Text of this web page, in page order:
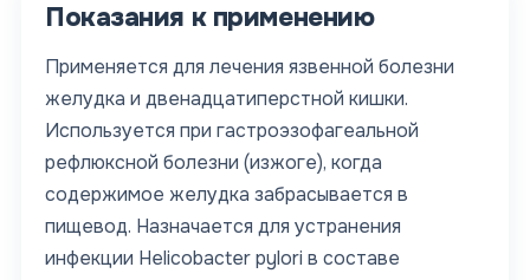
Показания к применению
Применяется для лечения язвенной болезни
желудка и двенадцатиперстной кишки.
Используется при гастроэзофагеальной
рефлюксной болезни (изжоге), когда
содержимое желудка забрасывается в
пищевод. Назначается для устранения
инфекции Helicobacter pylori в составе